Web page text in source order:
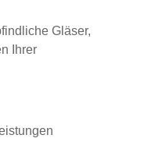
Gläser,
Ihrer